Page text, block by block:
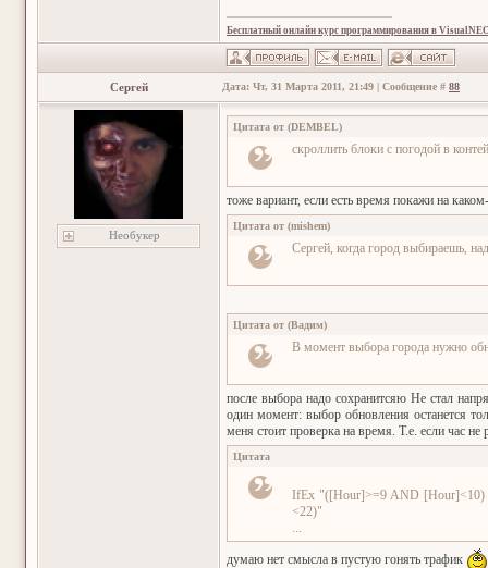
Бесплатный онлайн курс программирования в
Сергей Дата: Чт, 31 Марта 2011, 21:49 | Сообщение # 88
Необукер
Цитата от (DEMBEL)
скроллить блоки с погодой в
тоже вариант, если есть время покажи на
Цитата от (mishem)
Сергей, когда город выбираешь,
Цитата от (Вадим)
В момент выбора города нужно
после выбора надо сохранитсяю Не стал
один момент: выбор обновления останется
меня стоит проверка на время. Т.е. если час
Цитата
IfEx "([Hour]>=9 AND
<22)"
...
думаю нет смысла в пустую гонять трафик